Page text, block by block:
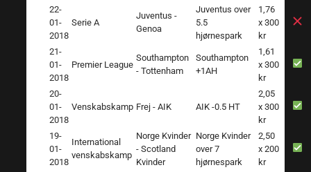
22-
01-
2018
Serie A
Juventus -
Genoa
Juventus over
5.5
hjørnespark
1,76
x 300
kr
21-
01-
2018
Premier League
Southampton
- Tottenham
Southampton
+1AH
1,61
x 300
kr
20-
01-
2018
Venskabskamp Frej - AIK AIK -0.5 HT
2,05
x 300
kr
19-
01-
2018
International
venskabskamp
Norge Kvinder
- Scotland
Kvinder
Norge Kvinder
over 7
hjørnespark
2,50
x 200
kr